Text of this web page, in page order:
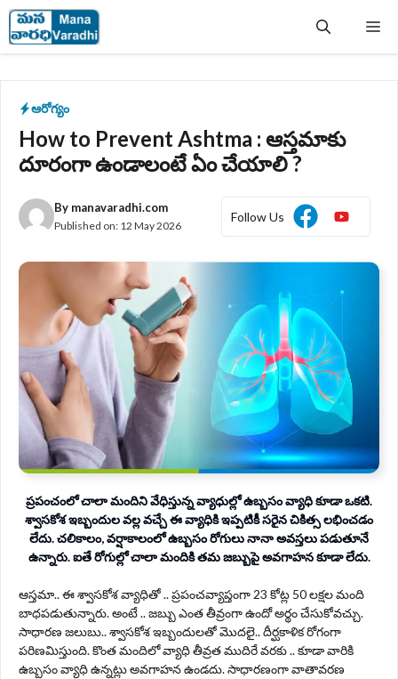
Skip
to
content
ఆరోగ్యం
How to Prevent Ashtma : ఆస్తమాకు
దూరంగా ఉండాలంటే ఏం చేయాలి ?
By manavaradhi.com
Published on: 12 May 2026
Follow Us
ప్రపంచంలో చాలా మందిని వేధిస్తున్న వ్యాధుల్లో ఉబ్బసం వ్యాధి కూడా ఒకటి.
శ్వాసకోశ ఇబ్బందుల వల్ల వచ్చే ఈ వ్యాధికి ఇప్పటికీ సరైన చికిత్స లభించడం
లేదు. చలికాలం, వర్షాకాలంలో ఉబ్బసం రోగులు నానా అవస్తలు పడుతూనే
ఉన్నారు. ఐతే రోగుల్లో చాలా మందికి తమ జబ్బుపై అవగాహన కూడా లేదు.
ఆస్తమా.. ఈ శ్వాసకోశ వ్యాధితో .. ప్రపంచవ్యాప్తంగా 23 కోట్ల 50 లక్షల మంది
బాధపడుతున్నారు. అంటే .. జబ్బు ఎంత తీవ్రంగా ఉందో అర్థం చేసుకోవచ్చు.
సాధారణ జలుబు.. శ్వాసకోశ ఇబ్బందులతో మొదలై.. దీర్ఘకాళిక రోగంగా
పరిణమిస్తుంది. కొంత మందిలో వ్యాధి తీవ్రత ముదిరే వరకు .. కూడా వారికి
ఉబ్బసం వ్యాధి ఉన్నట్లు అవగాహన ఉండదు. సాధారణంగా వాతావరణ